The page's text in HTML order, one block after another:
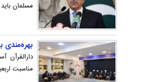
مسلمان
بهره‌مندی بیش از ۸۱ هزار زائر از
مناسبت اربعین